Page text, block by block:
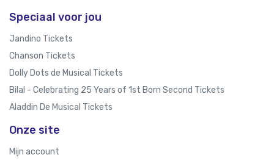
Speciaal voor jou
Jandino Tickets
Chanson Tickets
Dolly Dots de Musical Tickets
Bilal - Celebrating 25 Years of 1st Born Second Tickets
Aladdin De Musical Tickets
Onze site
Mijn account